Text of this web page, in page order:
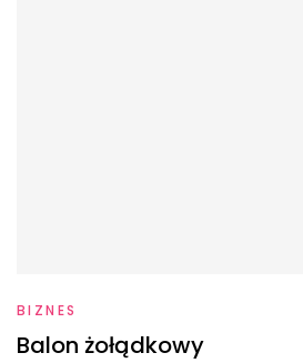
BIZNES
Balon żołądkowy